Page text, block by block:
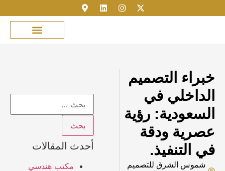
خبراء التصميم
الداخلي في
السعودية: رؤية
عصرية ودقة
في التنفيذ.
شموس الشرق للتصميم
أحدث المقالات
مكتب هندسي